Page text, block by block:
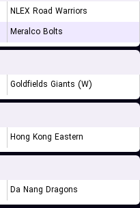
NLEX Road Warriors
Meralco Bolts
Goldfields Giants (W)
Hong Kong Eastern
Da Nang Dragons